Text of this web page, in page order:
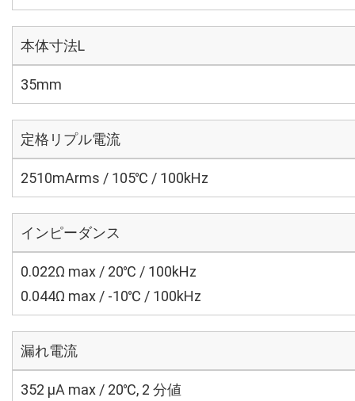
本体寸法L
35mm
定格リプル電流
2510mArms / 105℃ / 100kHz
インピーダンス
0.022Ω max / 20℃ / 100kHz
0.044Ω max / -10℃ / 100kHz
漏れ電流
352 μA max / 20℃, 2 分値